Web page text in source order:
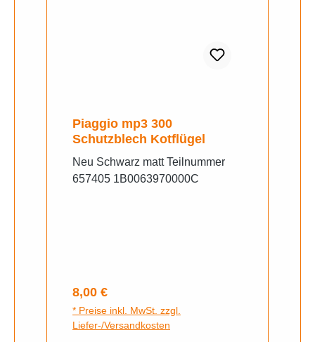
Piaggio mp3 300
Schutzblech Kotflügel
Neu Schwarz matt Teilnummer
Regulärer Preis:
8,00 €
* Preise inkl. MwSt. zzgl.
Liefer-/Versandkosten